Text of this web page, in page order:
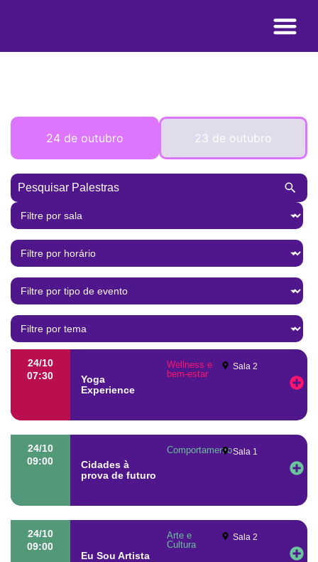
24 de outubro 23 de outubro
24/10
07:30
Yoga
Experience
Wellness e
bem-estar
Sala 2
24/10
09:00
Cidades à
prova de futuro
ComportamentoSala 1
24/10
09:00
Eu Sou Artista
Arte e
Cultura
Sala 2